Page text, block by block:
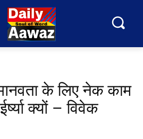
के लिए नेक काम
क्यों – विवेक